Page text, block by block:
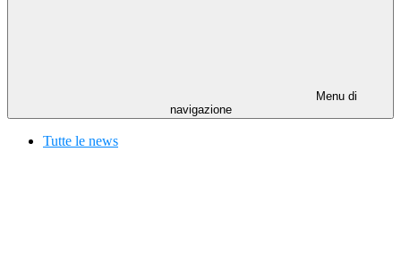
Menu di
navigazione
Tutte le news